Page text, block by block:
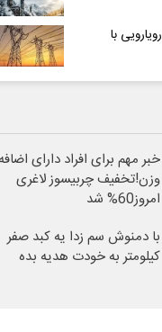
با
خبر مهم برای افراد دارای اضافه
وزن!تخفیف چربیسوز لاغری
امروز60% شد
با دمنوش سم زدا یه کبد صفر
کیلومتر به خودت هدیه بده